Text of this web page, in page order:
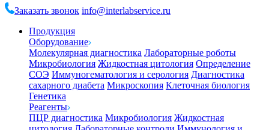
Заказать звонок info@interlabservice.ru
Продукция
Оборудование
Молекулярная диагностика Лабораторные роботы
Микробиология Жидкостная цитология Определение
СОЭ Иммуногематология и серология Диагностика
сахарного диабета Микроскопия Клеточная биология
Генетика
Реагенты
ПЦР диагностика Микробиология Жидкостная